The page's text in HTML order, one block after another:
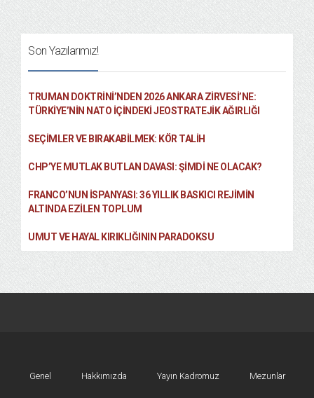
Son Yazılarımız!
TRUMAN DOKTRINI’NDEN 2026 ANKARA ZIRVESI’NE:
TÜRKIYE’NIN NATO İÇINDEKI JEOSTRATEJIK AĞIRLIĞI
SEÇIMLER VE BIRAKABILMEK: KÖR TALIH
CHP’YE MUTLAK BUTLAN DAVASI: ŞİMDİ NE OLACAK?
FRANCO’NUN İSPANYASI: 36 YILLIK BASKICI REJIMIN
ALTINDA EZILEN TOPLUM
UMUT VE HAYAL KIRIKLIĞININ PARADOKSU
Genel Hakkımızda Yayın Kadromuz Mezunlar